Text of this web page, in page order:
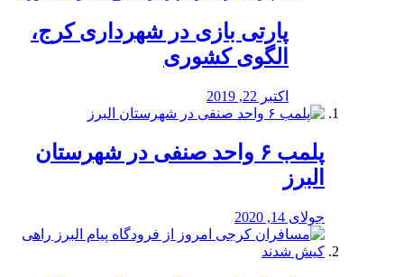
پارتی بازی در شهرداری کرج،
الگوی کشوری
اکتبر 22, 2019
پلمب ۶ واحد صنفی در شهرستان
البرز
جولای 14, 2020